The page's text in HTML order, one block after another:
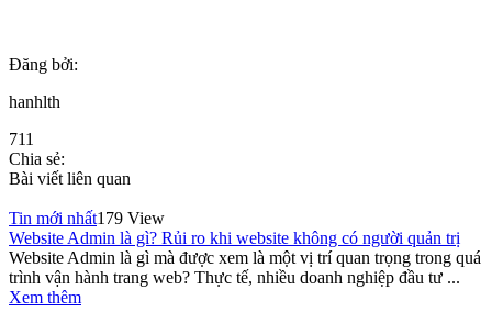
Đăng bởi:
hanhlth
711
Chia sẻ:
Bài viết liên quan
Tin mới nhất179 View
Website Admin là gì? Rủi ro khi website không có người quản trị
Website Admin là gì mà được xem là một vị trí quan trọng trong quá
trình vận hành trang web? Thực tế, nhiều doanh nghiệp đầu tư ...
Xem thêm